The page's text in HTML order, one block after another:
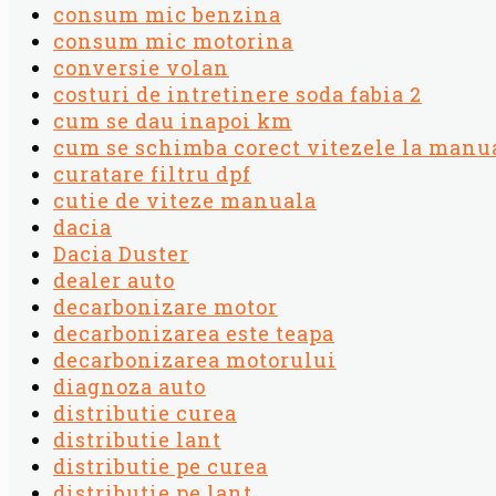
consum mic benzina
consum mic motorina
conversie volan
costuri de intretinere soda fabia 2
cum se dau inapoi km
cum se schimba corect vitezele la
curatare filtru dpf
cutie de viteze manuala
dacia
Dacia Duster
dealer auto
decarbonizare motor
decarbonizarea este teapa
decarbonizarea motorului
diagnoza auto
distributie curea
distributie lant
distributie pe curea